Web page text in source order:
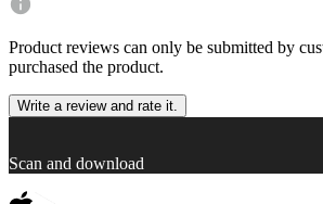
Product reviews can only be submitted by
purchased the product.
Write a review and rate it.
Scan and download